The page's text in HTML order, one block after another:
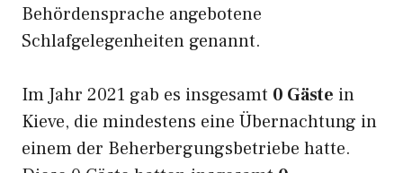
Behördensprache angebotene
Schlafgelegenheiten genannt.
Im Jahr 2021 gab es insgesamt 0 Gäste in
Kieve, die mindestens eine Übernachtung in
einem der Beherbergungsbetriebe hatte.